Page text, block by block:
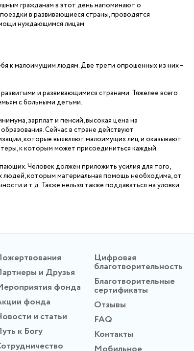
гражданам в этот день напоминают о
в развивающиеся страны, проводятся
нуждающимся лицам.
к малоимущим людям. Две трети опрошенных из них –
и развивающимися странами. Тяжелее всего
с больными детьми.
зарплат и пенсий, высокая цена на
Сейчас в стране действуют
которые выявляют малоимущих лиц и оказывают
к которым может присоединиться каждый.
Человек должен приложить усилия для того,
людей, которым материальная помощь необходима, от
и т.д. Также нельзя также поддаваться на уловки
и Друзья
фонда
фонда
и статьи
к Богу
Цифровая
благотворительность
Благотворительные
сертификаты
Отзывы
FAQ
Контакты